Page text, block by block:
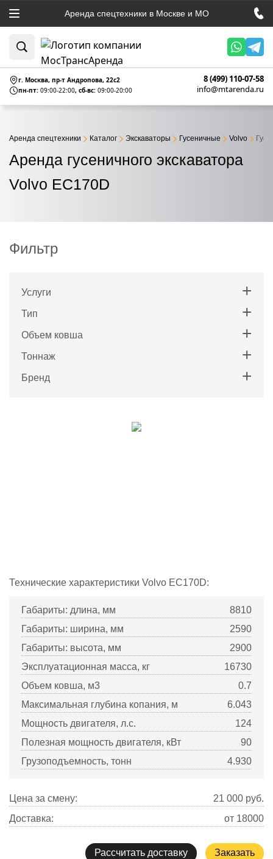
Аренда спецтехники в Москве и МО
г. Москва, пр-т Андропова, 22c2
пн-пт: 09:00-22:00, сб-вс: 09:00-20:00
8 (499) 110-07-58
info@mtarenda.ru
Аренда гусеничного экскаватора
Volvo EC170D
Аренда спецтехники Каталог Экскаваторы Гусеничные Volvo
Фильтр
Услуги
Тип
Объем ковша
Тоннаж
Бренд
Технические характеристики Volvo EC170D:
Габариты: длина, мм
8810
Габариты: ширина, мм
2590
Габариты: высота, мм
2900
Эксплуатационная масса, кг
16730
Объем ковша, м3
0.7
Максимальная глубина копания, м
6.043
Мощность двигателя, л.с.
124
Полезная мощность двигателя, кВт
90
Грузоподъемность, тонн
4.930
Цена за смену: 21 000 руб.
Доставка:
от 18000
Рассчитать доставку Заказать